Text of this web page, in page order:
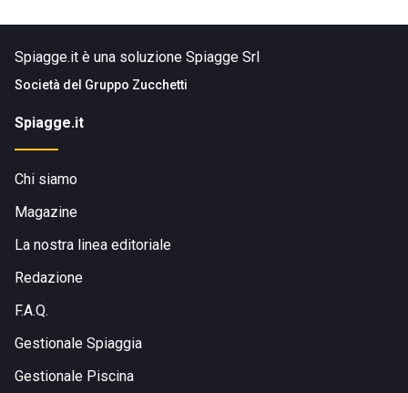
Spiagge.it è una soluzione Spiagge Srl
Società del Gruppo Zucchetti
Spiagge.it
Chi siamo
Magazine
La nostra linea editoriale
Redazione
F.A.Q.
Gestionale Spiaggia
Gestionale Piscina